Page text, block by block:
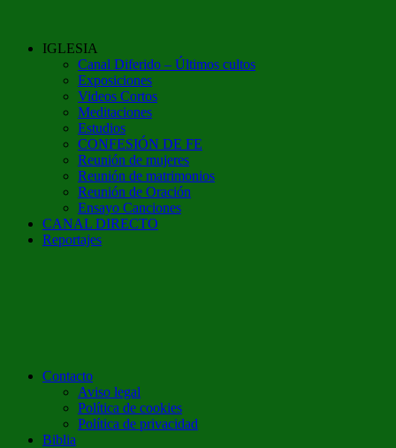
IGLESIA
Canal Diferido – Últimos cultos
Exposiciones
Videos Cortos
Meditaciones
Estudios
CONFESIÓN DE FE
Reunión de mujeres
Reunión de matrimonios
Reunión de Oración
Ensayo Canciones
CANAL DIRECTO
Reportajes
Contacto
Aviso legal
Política de cookies
Política de privacidad
Biblia